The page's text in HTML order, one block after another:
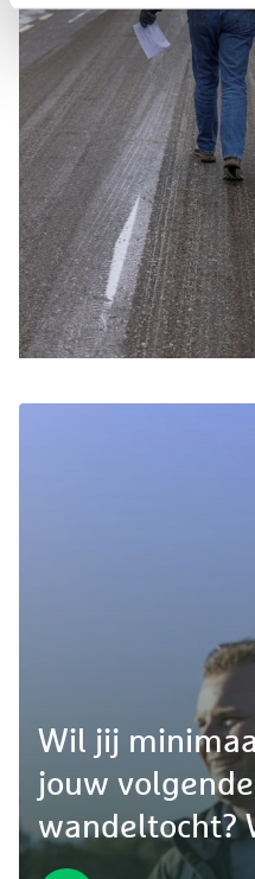
Wil jij
jouw
wandeltocht?